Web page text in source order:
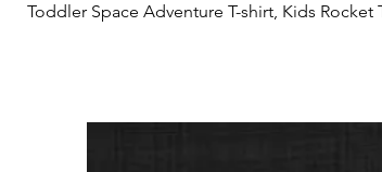
Toddler Space Adventure T-shirt, Kids Rocket